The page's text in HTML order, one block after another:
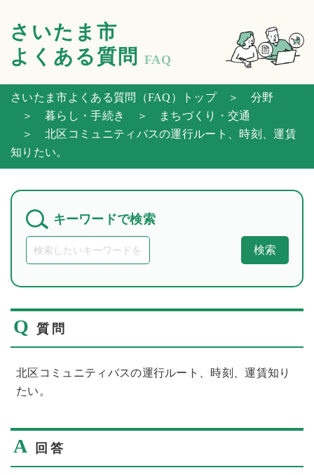
さいたま市
よくある質問
FAQ
さいたま市よくある質問（FAQ）トップ＞ 分野
＞ 暮らし・手続き
＞ まちづくり・交通
＞ 北区コミュニティバスの運行ルート、時刻、運賃
知りたい。
キーワードで検索
検索
Q 質問
北区コミュニティバスの運行ルート、時刻、運賃知り
たい。
A 回答